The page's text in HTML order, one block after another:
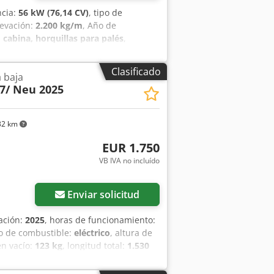
56 kW (76,14 CV), tipo de
2.200 kg/m, Año de
cabina, horquillas para palés,
contador: 4.871 horas Capacidad de
Transmisión hidrostática de 2
horquilla - Acoplamiento rápido
a las cuatro ruedas - 3 modos de
con calefacción - Sistema de
Csdpozr En Iefx Abmjrf -
€ (neto) ¡También es posible
nueva pala o una nueva cesta de
Clasificado
km
baja
Neu 2025
EUR 1.750
VB IVA no incluído
Enviar solicitud
2025, horas de funcionamiento:
de combustible: eléctrico, altura de
vacío: 123 kg, longitud total: 1.530
160 mm Grosor de las horquillas: